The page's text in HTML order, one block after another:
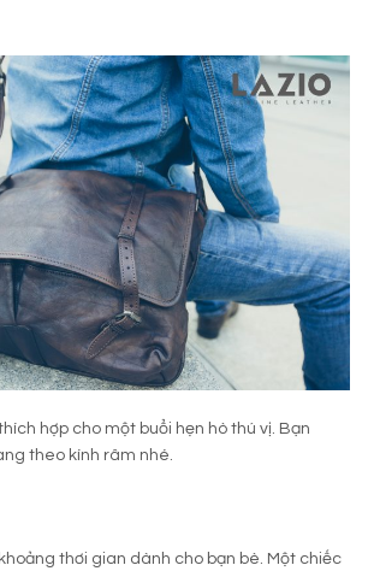
hợp cho một buổi hẹn hò thú vị. Bạn
theo kính râm nhé.
thơi gian dành cho bạn bè. Một chiếc